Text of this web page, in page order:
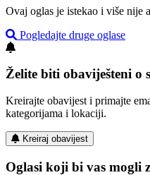
Ovaj oglas je istekao i više nije
Pogledajte druge oglase
Želite biti obaviješteni o
Kreirajte obavijest i primajte
kategorijama i lokaciji.
Kreiraj obavijest
Oglasi koji bi vas mogli